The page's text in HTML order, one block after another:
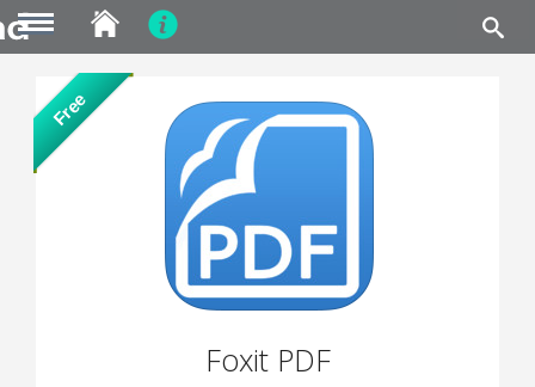
content
Free
Foxit PDF